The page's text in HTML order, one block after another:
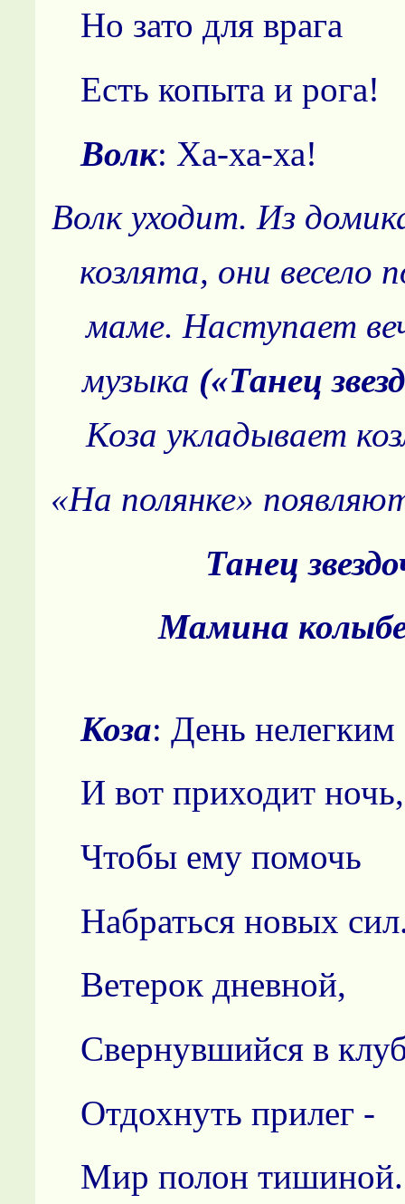
Но зато для врага
Есть копыта и рога!
Волк: Ха-ха-ха!
Волк уходит. Из
козлята, они весело
маме. Наступает
музыка («Танец
Коза укладывает
«На полянке»
Танец
Мамина
Коза: День
И вот приходит ночь,
Чтобы ему помочь
Набраться новых
Ветерок дневной,
Свернувшийся в
Отдохнуть прилег -
Мир полон тишиной.